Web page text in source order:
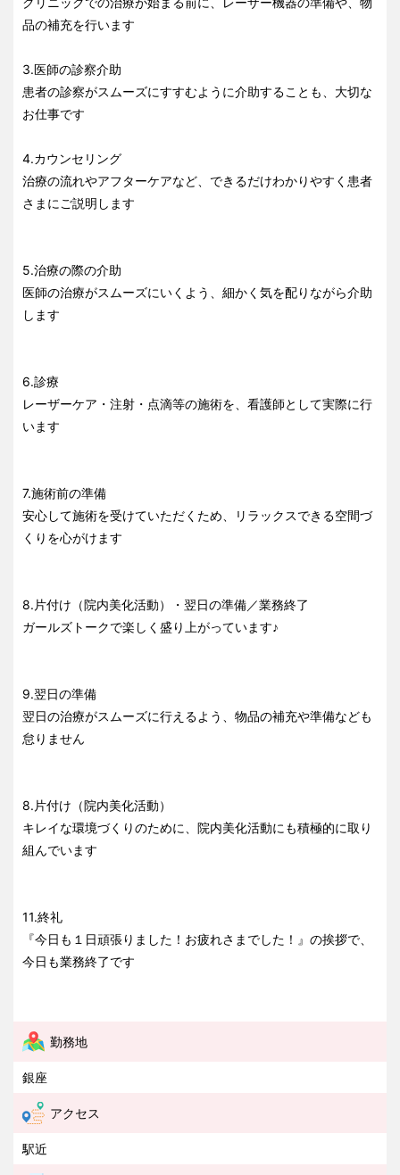
品の補充を行います
3.医師の診察介助
患者の診察がスムーズにすすむように介助することも、大切な
お仕事です
4.カウンセリング
治療の流れやアフターケアなど、できるだけわかりやすく患者
さまにご説明します
5.治療の際の介助
医師の治療がスムーズにいくよう、細かく気を配りながら介助
します
6.診療
レーザーケア・注射・点滴等の施術を、看護師として実際に行
います
7.施術前の準備
安心して施術を受けていただくため、リラックスできる空間づ
くりを心がけます
8.片付け（院内美化活動）・翌日の準備／業務終了
ガールズトークで楽しく盛り上がっています♪
9.翌日の準備
翌日の治療がスムーズに行えるよう、物品の補充や準備なども
怠りません
8.片付け（院内美化活動）
キレイな環境づくりのために、院内美化活動にも積極的に取り
組んでいます
11.終礼
『今日も１日頑張りました！お疲れさまでした！』の挨拶で、
今日も業務終了です
勤務地
銀座
アクセス
駅近